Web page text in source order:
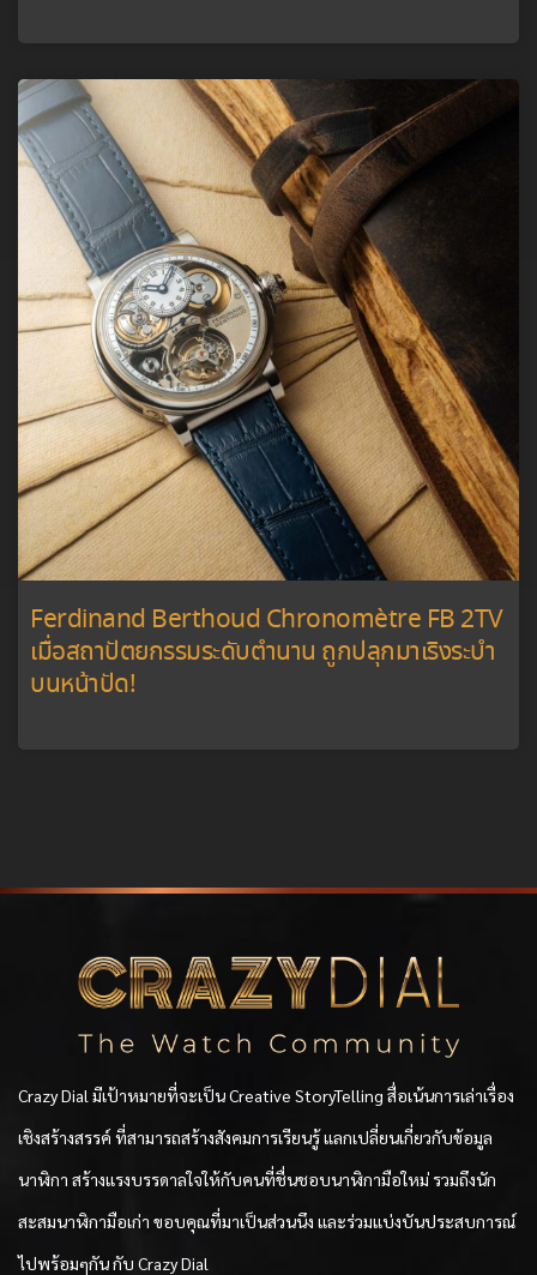
Ferdinand Berthoud Chronomètre FB 2TV
เมื่อสถาปัตยกรรมระดับตำนาน ถูกปลุกมาเริงระบำ
บนหน้าปัด!
Crazy Dial มีเป้าหมายที่จะเป็น Creative StoryTelling สื่อเน้นการเล่าเรื่อง
เชิงสร้างสรรค์ ที่สามารถสร้างสังคมการเรียนรู้ แลกเปลี่ยนเกี่ยวกับข้อมูล
นาฬิกา สร้างแรงบรรดาลใจให้กับคนที่ชื่นชอบนาฬิกามือใหม่ รวมถึงนัก
สะสมนาฬิกามือเก่า ขอบคุณที่มาเป็นส่วนนึง และร่วมแบ่งบันประสบการณ์
ไปพร้อมๆกัน กับ Crazy Dial